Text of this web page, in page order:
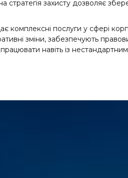
захисту дозволяє
послуги у сфері
зміни, забезпечують
навіть із